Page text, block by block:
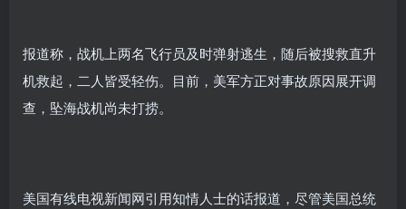
报道称，战机上两名飞行员及时弹射逃生，随后被搜救直升
机救起，二人皆受轻伤。目前，美军方正对事故原因展开调
查，坠海战机尚未打捞。
美国有线电视新闻网引用知情人士的话报道，尽管美国总统